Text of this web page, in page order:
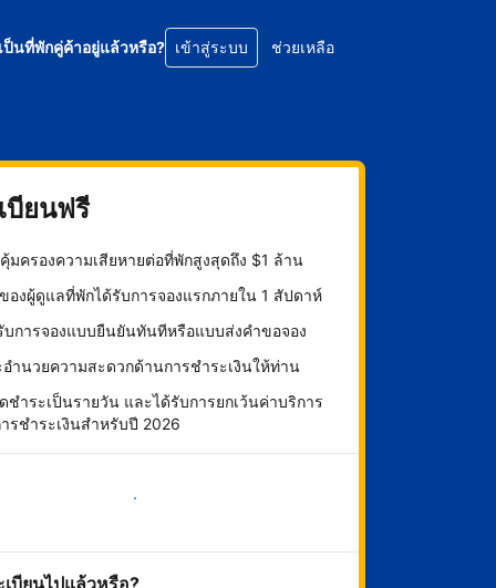
ป็นที่พักคู่ค้าอยู่แล้วหรือ? เข้าสู่ระบบ ช่วยเหลือ
บียนฟรี
มครองความเสียหายต่อที่พักสูงสุดถึง $1 ล้าน
องผู้ดูแลที่พักได้รับการจองแรกภายใน 1 สัปดาห์
บการจองแบบยืนยันทันทีหรือแบบส่งคำขอจอง
อำนวยความสะดวกด้านการชำระเงินให้ท่าน
ชำระเป็นรายวัน และได้รับการยกเว้นค่าบริการ
รชำระเงินสำหรับปี 2026
เริ่มดำเนินการเลย
เบียนไปแล้วหรือ?